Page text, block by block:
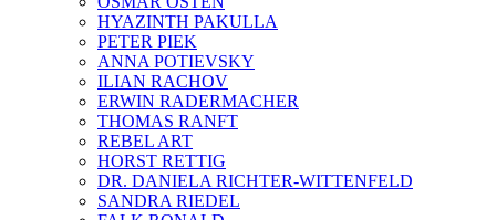
HYAZINTH PAKULLA
PETER PIEK
ANNA POTIEVSKY
ILIAN RACHOV
ERWIN RADERMACHER
THOMAS RANFT
REBEL ART
HORST RETTIG
DR. DANIELA RICHTER-WITTENFELD
SANDRA RIEDEL